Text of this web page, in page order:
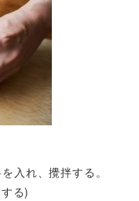
入れ、攪拌する。
る)